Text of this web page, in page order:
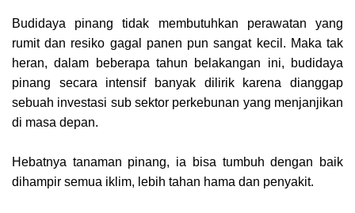
Budidaya pinang tidak membutuhkan perawatan yang
rumit dan resiko gagal panen pun sangat kecil. Maka tak
heran, dalam beberapa tahun belakangan ini, budidaya
pinang secara intensif banyak dilirik karena dianggap
sebuah investasi sub sektor perkebunan yang menjanjikan
di masa depan.
Hebatnya tanaman pinang, ia bisa tumbuh dengan baik
dihampir semua iklim, lebih tahan hama dan penyakit.